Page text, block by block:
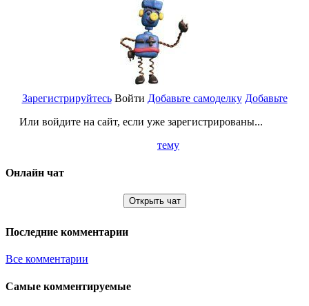
Зарегистрируйтесь
Или войдите на сайт, если уже зарегистрированы...
Войти Добавьте самоделку Добавьте
тему
Онлайн чат
Открыть чат
Последние комментарии
Все комментарии
Самые комментируемые